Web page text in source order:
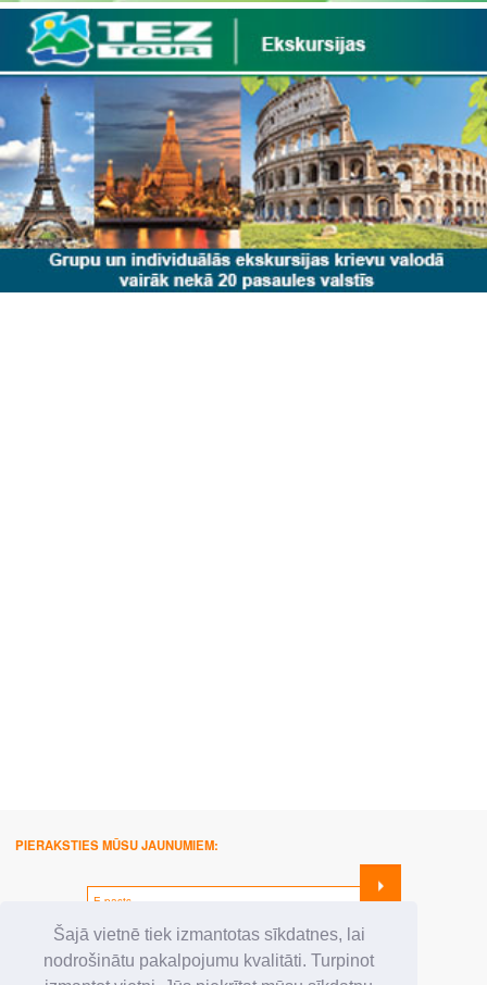
Šajā vietnē tiek izmantotas sīkdatnes, lai
nodrošinātu pakalpojumu kvalitāti. Turpinot
PIERAKSTIES MŪSU JAUNUMIEM:
SEKO MUMS: